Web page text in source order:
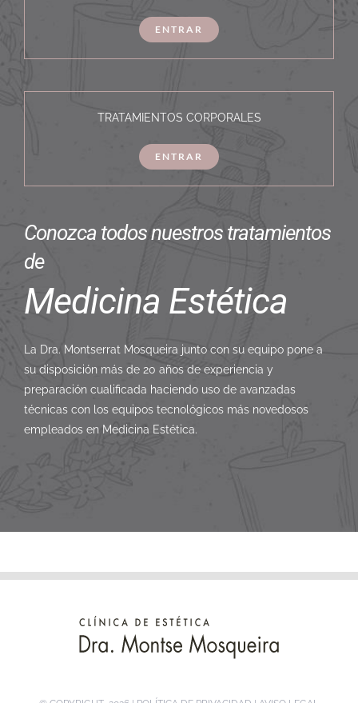
ENTRAR
TRATAMIENTOS CORPORALES
ENTRAR
Conozca todos nuestros tratamientos
de
Medicina Estética
La Dra. Montserrat Mosqueira junto con su equipo pone a
su disposición más de 20 años de experiencia y
preparación cualificada haciendo uso de avanzadas
técnicas con los equipos tecnológicos más novedosos
empleados en Medicina Estética.